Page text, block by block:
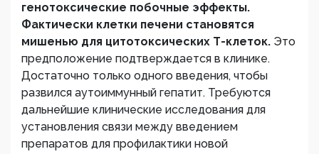
генотоксические побочные эффекты.
Фактически клетки печени становятся
мишенью для цитотоксических Т-клеток. Это
предположение подтверждается в клинике.
Достаточно только одного введения, чтобы
развился аутоиммунный гепатит. Требуются
дальнейшие клинические исследования для
установления связи между введением
препаратов для профилактики новой